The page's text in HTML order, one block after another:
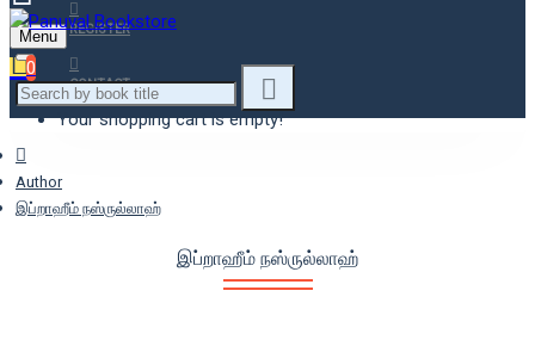
REGISTER
CONTACT
Menu
0
Your shopping cart is empty!
Author
இப்றாஹீம் நஸ்ருல்லாஹ்
இப்றாஹீம் நஸ்ருல்லாஹ்